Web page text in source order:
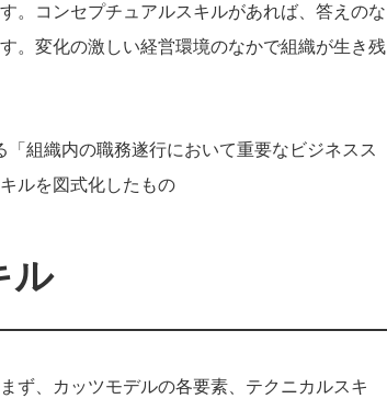
コンセプチュアルスキルがあれば、答えのな
。変化の激しい経営環境のなかで組織が生き残
組織内の職務遂行において重要なビジネスス
ルを図式化したもの
ル
ず、カッツモデルの各要素、テクニカルスキ